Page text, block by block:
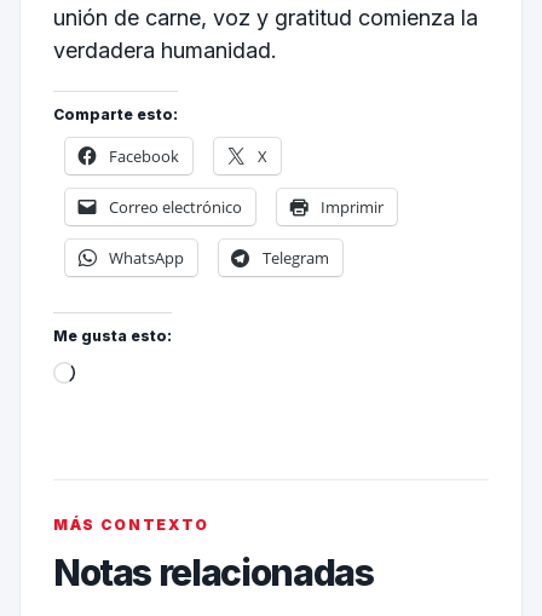
unión de carne, voz y gratitud comienza la
verdadera humanidad.
Comparte esto:
Facebook X
Correo electrónico Imprimir
WhatsApp Telegram
Me gusta esto:
MÁS CONTEXTO
Notas relacionadas